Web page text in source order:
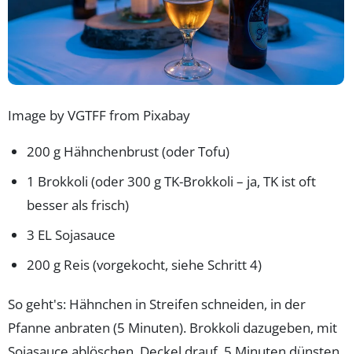
Image by VGTFF from Pixabay
200 g Hähnchenbrust (oder Tofu)
1 Brokkoli (oder 300 g TK-Brokkoli – ja, TK ist oft
besser als frisch)
3 EL Sojasauce
200 g Reis (vorgekocht, siehe Schritt 4)
So geht's: Hähnchen in Streifen schneiden, in der
Pfanne anbraten (5 Minuten). Brokkoli dazugeben, mit